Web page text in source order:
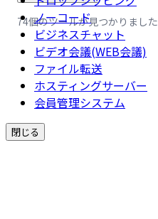
ノーコード
ビジネスチャット
ビデオ会議(WEB会議)
ファイル転送
ホスティングサーバー
会員管理システム
閉じる
74個のツールが見つかりました